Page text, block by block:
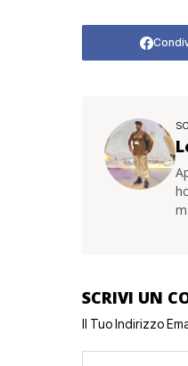
SCRIVI UN
Il Tuo Indirizzo